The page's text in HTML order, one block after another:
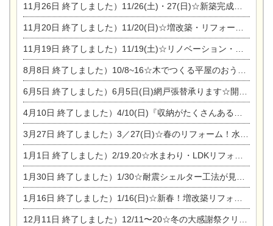
11月26日 終了しました）11/26(土)・27(日)☆新築完成見学会 in一宮市あずら
11月20日 終了しました）11/20(日)☆増改築・リフォームまつり＆秋の味覚まつり＆芸術祭
11月19日 終了しました）11/19(土)☆リノベーション・家の修理まつり＆増改築・リフォームまつりin扶桑ゴルフ
8月8日 終了しました）10/8~16☆木でつくる平屋のおうちのつくり方【完全予約制】
6月5日 終了しました）6月5日(日)網戸張替承ります☆開催！
4月10日 終了しました）4/10(日)『収納がたくさんあるおうち現場見学会』
3月27日 終了しました）3／27(日)☆春のリフォーム！水まわりLDKリフォーム相談会&今がチャンス！エアコン相談会
1月1日 終了しました）2/19.20☆水まわり・LDKリフォーム相談会＆エアコン相談会
1月30日 終了しました）1/30☆耐震シェルター工法が見れる完成見学会
1月16日 終了しました）1/16(日)☆新春！増改築リフォーム&家の修理まつり
12月11日 終了しました）12/11〜20☆冬の大感謝祭クリスマス相談会開催